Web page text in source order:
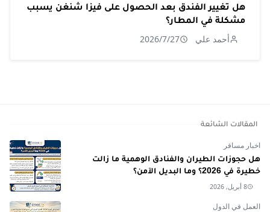
هل تغيير الفندق بعد الحصول على فيزا شنغن يسبب
مشكلة في المطار؟
أحمد علي 2026/7/27
المقالات الشائعة
اخبار مسافر
هل حجوزات الطيران والفنادق الوهمية ما زالت
خطيرة في 2026؟ وما البديل الآمن؟
8 أبريل, 2026
العمل في الدول